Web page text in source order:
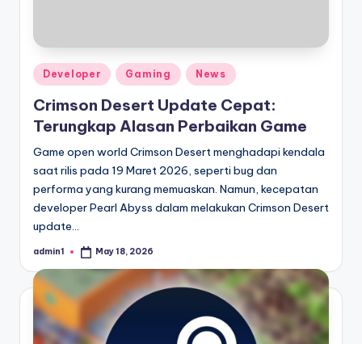
ni
c
e
Posted
in
Developer Gaming News
Crimson Desert Update Cepat:
Terungkap Alasan Perbaikan Game
Game open world Crimson Desert menghadapi kendala
saat rilis pada 19 Maret 2026, seperti bug dan
performa yang kurang memuaskan. Namun, kecepatan
developer Pearl Abyss dalam melakukan Crimson Desert
update…
Posted
admin1 May 18, 2026